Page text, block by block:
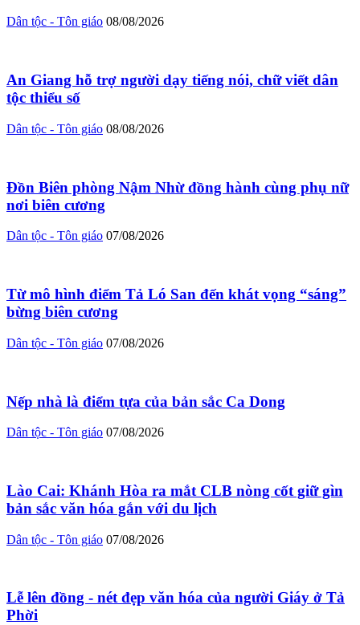
Dân tộc - Tôn giáo 08/08/2026
An Giang hỗ trợ người dạy tiếng nói, chữ viết dân
tộc thiểu số
Dân tộc - Tôn giáo 08/08/2026
Đồn Biên phòng Nậm Nhừ đồng hành cùng phụ nữ
nơi biên cương
Dân tộc - Tôn giáo 07/08/2026
Từ mô hình điểm Tả Ló San đến khát vọng “sáng”
bừng biên cương
Dân tộc - Tôn giáo 07/08/2026
Nếp nhà là điểm tựa của bản sắc Ca Dong
Dân tộc - Tôn giáo 07/08/2026
Lào Cai: Khánh Hòa ra mắt CLB nòng cốt giữ gìn
bản sắc văn hóa gắn với du lịch
Dân tộc - Tôn giáo 07/08/2026
Lễ lên đồng - nét đẹp văn hóa của người Giáy ở Tả
Phời